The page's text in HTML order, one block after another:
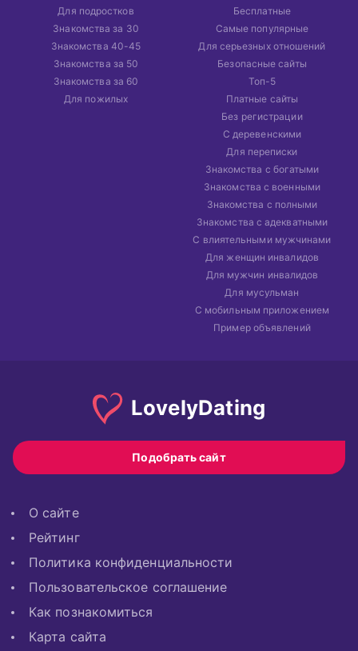
Для подростков
Знакомства за 30
Знакомства 40-45
Знакомства за 50
Знакомства за 60
Для пожилых
Бесплатные
Самые популярные
Для серьезных отношений
Безопасные сайты
Топ-5
Платные сайты
Без регистрации
С деревенскими
Для переписки
Знакомства с богатыми
Знакомства с военными
Знакомства с полными
Знакомства с адекватными
С влиятельными мужчинами
Для женщин инвалидов
Для мужчин инвалидов
Для мусульман
С мобильным приложением
Пример объявлений
LovelyDating
Подобрать сайт
О сайте
Рейтинг
Политика конфиденциальности
Пользовательское соглашение
Как познакомиться
Карта сайта